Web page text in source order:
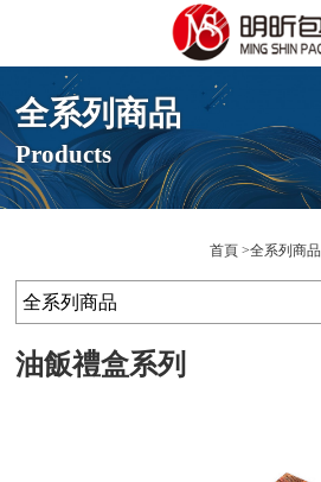
全系列商品
Products
首頁 全系列商品
全系列商品
油飯禮盒系列